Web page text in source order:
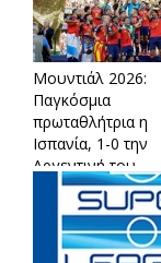
Μουντιάλ 2026:
Παγκόσμια
πρωταθλήτρια η
Ισπανία, 1-0 την
Αργεντινή του
Μέσι